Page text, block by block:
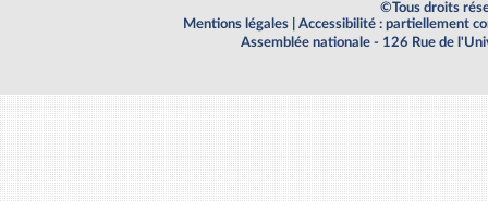
©Tous droits
Mentions légales
Accessibilité : partiellement
Assemblée nationale - 126 Rue de